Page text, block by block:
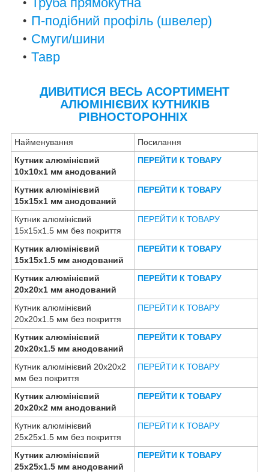
П-подібний профіль (швелер)
Смуги/шини
Тавр
ДИВИТИСЯ ВЕСЬ АСОРТИМЕНТ
АЛЮМІНІЄВИХ КУТНИКІВ
РІВНОСТОРОННІХ
Найменування
Посилання
Кутник алюмінієвий
10х10х1 мм анодований
ПЕРЕЙТИ К ТОВАРУ
Кутник алюмінієвий
15х15х1 мм анодований
ПЕРЕЙТИ К ТОВАРУ
Кутник алюмінієвий
15х15х1.5 мм без покриття
ПЕРЕЙТИ К ТОВАРУ
Кутник алюмінієвий
15х15х1.5 мм анодований
ПЕРЕЙТИ К ТОВАРУ
Кутник алюмінієвий
20х20х1 мм анодований
ПЕРЕЙТИ К ТОВАРУ
Кутник алюмінієвий
20х20х1.5 мм без покриття
ПЕРЕЙТИ К ТОВАРУ
Кутник алюмінієвий
20х20х1.5 мм анодований
ПЕРЕЙТИ К ТОВАРУ
Кутник алюмінієвий 20х20х2
мм без покриття
ПЕРЕЙТИ К ТОВАРУ
Кутник алюмінієвий
20х20х2 мм анодований
ПЕРЕЙТИ К ТОВАРУ
Кутник алюмінієвий
25х25х1.5 мм без покриття
ПЕРЕЙТИ К ТОВАРУ
Кутник алюмінієвий
25х25х1.5 мм анодований
ПЕРЕЙТИ К ТОВАРУ